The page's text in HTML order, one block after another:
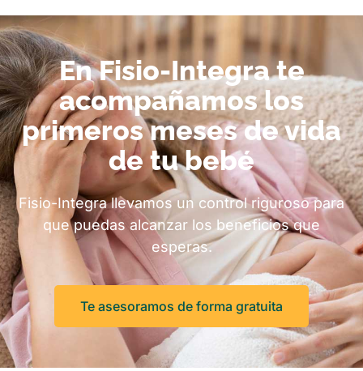
En Fisio-Integra te
acompañamos los
primeros meses de vida
de tu bebé
Fisio-Integra llevamos un control riguroso para
que puedas alcanzar los beneficios que
esperas.
Te asesoramos de forma gratuita